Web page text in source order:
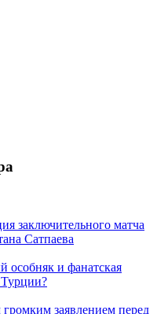
заключительного матча
Сатпаева
особняк и фанатская
заявлением перед